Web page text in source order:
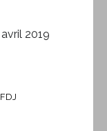
2019